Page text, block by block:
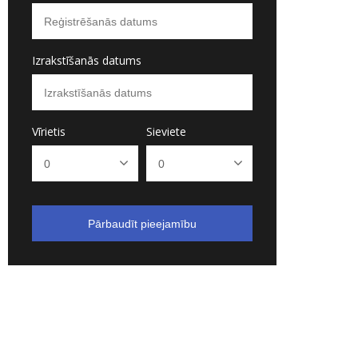
Izrakstīšanās datums
Vīrietis Sieviete
Pārbaudīt pieejamību